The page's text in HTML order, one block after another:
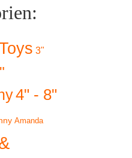
Kidrobot Dunny
Dunny
by Kronk (bitten)
€99,90
inkl. 19 % MwSt.
3"
4" - 8"
Amanda